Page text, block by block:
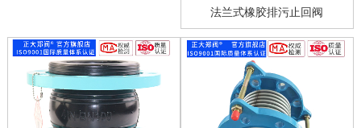
法兰式橡胶排污止回阀